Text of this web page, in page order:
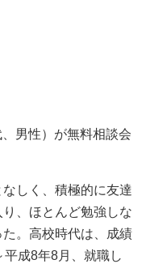
男性）が無料相談会
しく、積極的に友達
、ほとんど勉強しな
。高校時代は、成績
成8年8月、就職し